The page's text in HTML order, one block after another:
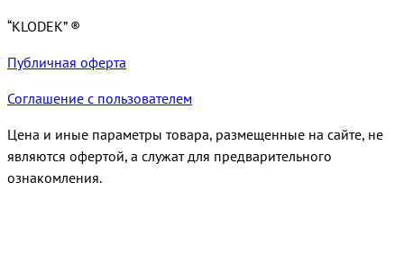
“KLODEK” ®
Публичная оферта
Соглашение с пользователем
Цена и иные параметры товара, размещенные на сайте, не
являются офертой, а служат для предварительного
ознакомления.